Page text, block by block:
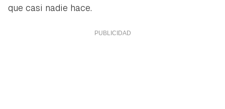
que casi nadie hace.